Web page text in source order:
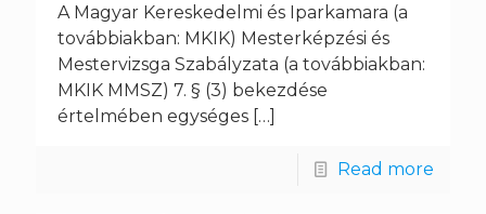
A Magyar Kereskedelmi és Iparkamara (a
továbbiakban: MKIK) Mesterképzési és
Mestervizsga Szabályzata (a továbbiakban:
MKIK MMSZ) 7. § (3) bekezdése
értelmében egységes […]
Read more